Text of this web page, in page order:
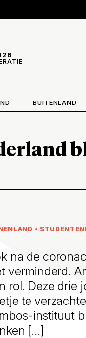
BUITENLAND
•
na de
verminderd.
rol. Deze drie
te
instituut
[…]